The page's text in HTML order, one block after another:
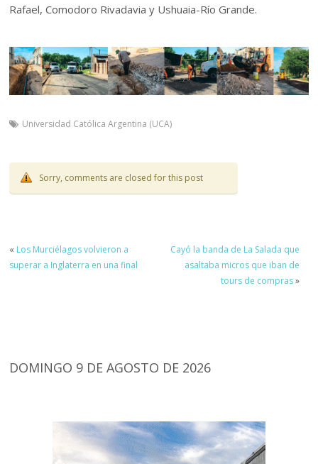
Rafael, Comodoro Rivadavia y Ushuaia-Río Grande.
Universidad Católica Argentina (UCA)
Sorry, comments are closed for this post
« Los Murciélagos volvieron a
superar a Inglaterra en una final
Cayó la banda de La Salada que
asaltaba micros que iban de
tours de compras»
DOMINGO 9 DE AGOSTO DE 2026